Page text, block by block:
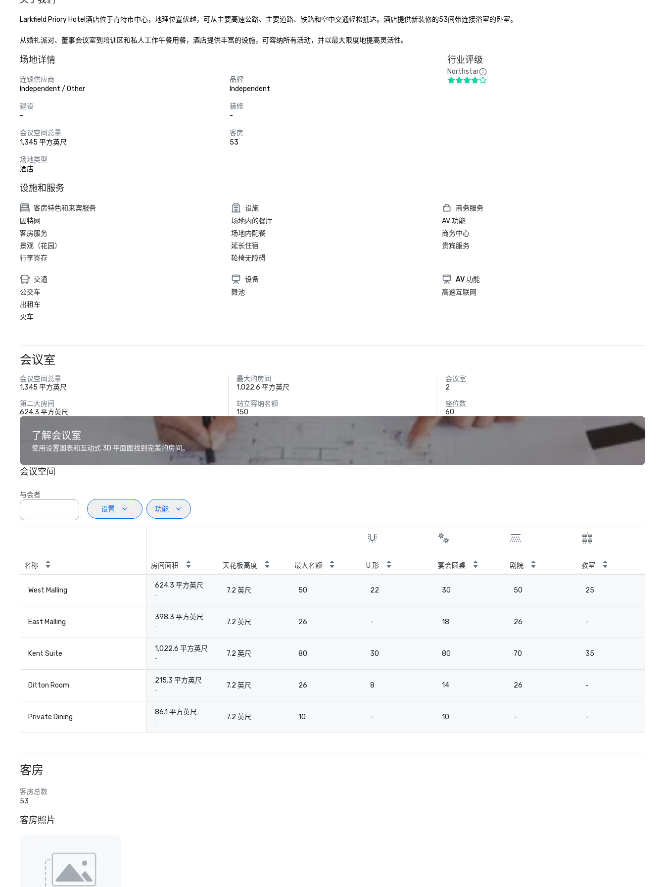
Larkfield Priory Hotel酒店位于肯特市中心，地理位置优越，可从主要高速公路、主要道路、铁路和空中交通轻松抵达。酒店提供新装修的53间带连接浴室的卧室。
从婚礼派对、董事会议室到培训区和私人工作午餐用餐，酒店提供丰富的设施，可容纳所有活动，并以最大限度地提高灵活性。
场地详情
连锁供应商
Independent / Other
品牌
Independent
建设
-
装修
-
会议空间总量
1,345 平方英尺
客房
53
场地类型
酒店
行业评级
Northstar
设施和服务
客房特色和来宾服务
因特网
客房服务
景观（花园）
行李寄存
设施
场地内的餐厅
场地内配餐
延长住宿
轮椅无障碍
商务服务
AV 功能
商务中心
贵宾服务
交通
公交车
出租车
火车
设备
舞池
AV 功能
高速互联网
会议室
会议空间总量
1,345 平方英尺
最大的房间
1,022.6 平方英尺
会议室
2
第二大房间
624.3 平方英尺
站立容纳名额
150
座位数
60
了解会议室
使用设置图表和互动式 3D 平面图找到完美的房间。
会议空间
与会者
设置
功能
名称 房间面积 天花板高度 最大名额 U 形 宴会圆桌 剧院 教室
West Malling
624.3 平方英尺
-
7.2 英尺 50 22 30 50 25
East Malling
398.3 平方英尺
-
7.2 英尺 26 - 18 26 -
Kent Suite
1,022.6 平方英尺
-
7.2 英尺 80 30 80 70 35
Ditton Room
215.3 平方英尺
-
7.2 英尺 26 8 14 26 -
Private Dining
86.1 平方英尺
-
7.2 英尺 10 - 10 - -
客房
客房总数
53
客房照片